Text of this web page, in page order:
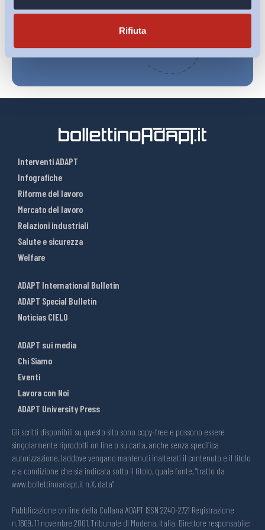
Rifiuta
Interventi ADAPT
Infografiche
Riforme del lavoro
Mercato del lavoro
Relazioni industriali
Salute e sicurezza
Welfare
ADAPT International Bulletin
ADAPT Special Bulletin
Noticias CIELO
ADAPT sui media
Chi Siamo
Eventi
Lavora con Noi
ADAPT University Press
Gli scritti disponibili su questo sito sono copy-free e possono essere
singolarmente riprodotti on line o su carta, anche senza specifica
autorizzazione, laddove vengano mantenuti inalterati il contenuto e il titolo
e a condizione che sia indicata sotto il titolo, quale fonte, “tratto da
www.bollettinoadapt.it n.X, data“
Pubblicazione on line della Collana ADAPT ISSN 2240-2721 Registrazione
n.1609, 11 novembre 2001, Tribunale di Modena, Italia. Direttore responsabile: